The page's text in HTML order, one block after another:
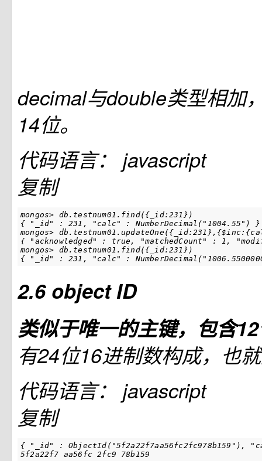
decimal与double类型相加
14位。
代码语言： javascript
复制
mongos> db.testnum01.find({_id:231})
{ "_id" : 231, "calc" : NumberDecimal("1004.55") }
mongos>
{ "acknowledged" : true, "matchedCount" : 1,
mongos> db.testnum01.find({_id:231})
{ "_id" : 231, "calc" :
2.6 object ID
类似于唯一的主键，包含
有24位16进制数构成，也
代码语言： javascript
复制
{ "_id" : ObjectId("5f2a22f7aa56fc2fc978b159"),
5f2a22f7 aa56fc 2fc9 78b159